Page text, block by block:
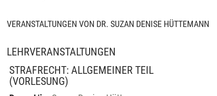
VERANSTALTUNGEN VON DR. SUZAN DENISE HÜTTEMANN
LEHRVERANSTALTUNGEN
STRAFRECHT: ALLGEMEINER TEIL
(VORLESUNG)